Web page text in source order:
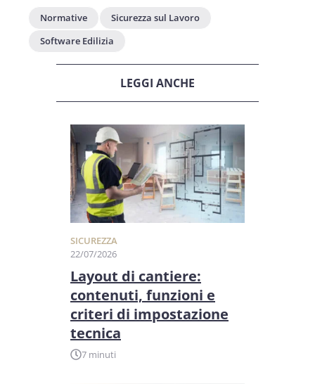
Normative
Sicurezza sul Lavoro
Software Edilizia
LEGGI ANCHE
SICUREZZA
22/07/2026
Layout di cantiere:
contenuti, funzioni e
criteri di impostazione
tecnica
7 minuti